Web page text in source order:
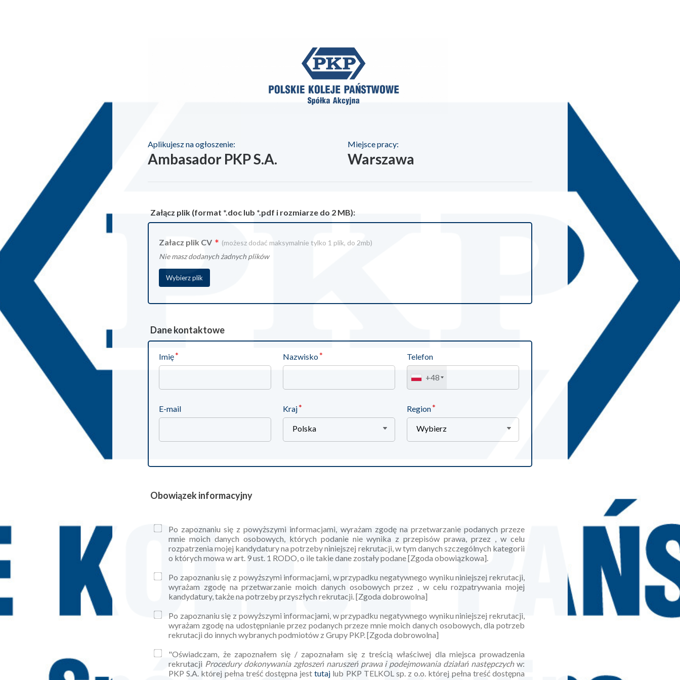
Aplikujesz na ogłoszenie:
Ambasador PKP S.A.
Miejsce pracy:
Warszawa
Załącz plik (format *.doc lub *.pdf i rozmiarze do 2 MB):
Załacz plik CV *
(możesz dodać maksymalnie tylko 1 plik, do 2mb)
Nie masz dodanych żadnych plików
Wybierz plik
Dane kontaktowe
Imię Nazwisko Telefon
+48
E-mail Kraj
Polska
Region
Wybierz
Obowiązek informacyjny
Po zapoznaniu się z powyższymi informacjami, wyrażam zgodę na przetwarzanie podanych przeze
mnie moich danych osobowych, których podanie nie wynika z przepisów prawa, przez , w celu
rozpatrzenia mojej kandydatury na potrzeby niniejszej rekrutacji, w tym danych szczególnych kategorii
o których mowa w art. 9 ust. 1 RODO, o ile takie dane zostały podane [Zgoda obowiązkowa].
Po zapoznaniu się z powyższymi informacjami, w przypadku negatywnego wyniku niniejszej rekrutacji,
wyrażam zgodę na przetwarzanie moich danych osobowych przez , w celu rozpatrywania mojej
kandydatury, także na potrzeby przyszłych rekrutacji. [Zgoda dobrowolna]
Po zapoznaniu się z powyższymi informacjami, w przypadku negatywnego wyniku niniejszej rekrutacji,
wyrażam zgodę na udostępnianie przez podanych przeze mnie moich danych osobowych, dla potrzeb
rekrutacji do innych wybranych podmiotów z Grupy PKP. [Zgoda dobrowolna]
"Oświadczam, że zapoznałem się / zapoznałam się z treścią właściwej dla miejsca prowadzenia
rekrutacji Procedury dokonywania zgłoszeń naruszeń prawa i podejmowania działań następczychw:
PKP S.A. której pełna treść dostępna jesttutaj lub PKP TELKOL sp. z o.o. której pełna treść dostępna